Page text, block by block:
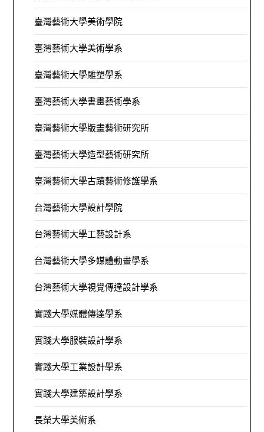
臺灣藝術大學美術學院
臺灣藝術大學美術學系
臺灣藝術大學雕塑學系
臺灣藝術大學書畫藝術學系
臺灣藝術大學版畫藝術研究所
臺灣藝術大學造型藝術研究所
臺灣藝術大學古蹟藝術修護學系
台灣藝術大學設計學院
台灣藝術大學工藝設計系
台灣藝術大學多媒體動畫學系
台灣藝術大學視覺傳達設計學系
實踐大學媒體傳達學系
實踐大學服裝設計學系
實踐大學工業設計學系
實踐大學建築設計學系
長榮大學美術系